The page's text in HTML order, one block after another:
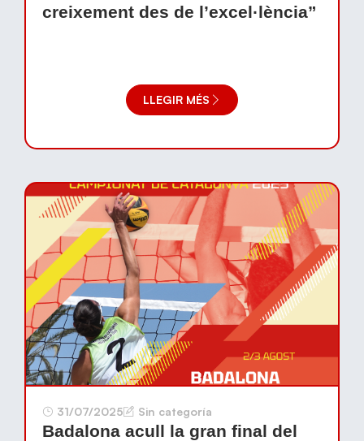
creixement des de l’excel·lència”
LLEGIR MÉS
31/07/2025 Sin categoría
Badalona acull la gran final del